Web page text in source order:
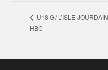
U18 G / L’ISLE-JOURDAIN
HBC